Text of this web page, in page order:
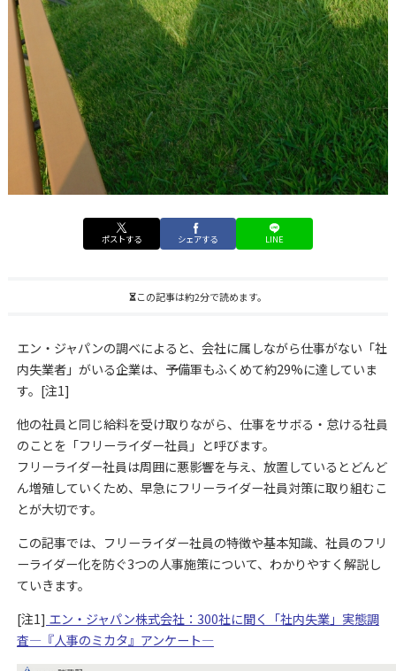
ポストする シェアする LINE
この記事は約2分で読めます。
エン・ジャパンの調べによると、会社に属しながら仕事がない「社
内失業者」がいる企業は、予備軍もふくめて約29%に達していま
す。[注1]
他の社員と同じ給料を受け取りながら、仕事をサボる・怠ける社員
のことを「フリーライダー社員」と呼びます。
フリーライダー社員は周囲に悪影響を与え、放置しているとどんど
ん増殖していくため、早急にフリーライダー社員対策に取り組むこ
とが大切です。
この記事では、フリーライダー社員の特徴や基本知識、社員のフリ
ーライダー化を防ぐ3つの人事施策について、わかりやすく解説し
ていきます。
[注1] エン・ジャパン株式会社：300社に聞く「社内失業」実態調
査―『人事のミカタ』アンケート―